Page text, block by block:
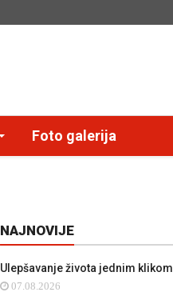
Foto galerija
NAJNOVIJE
Ulepšavanje života jednim klikom
07.08.2026